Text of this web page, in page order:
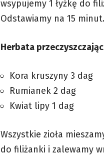
wsypujemy 1 łyżkę do
Odstawiamy na 15 minut.
Herbata
Kora kruszyny 3 dag
Rumianek 2 dag
Kwiat lipy 1 dag
Wszystkie zioła
do filiżanki i zalewamy